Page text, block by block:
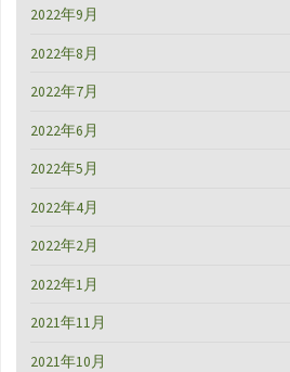
2022年9月
2022年8月
2022年7月
2022年6月
2022年5月
2022年4月
2022年2月
2022年1月
2021年11月
2021年10月